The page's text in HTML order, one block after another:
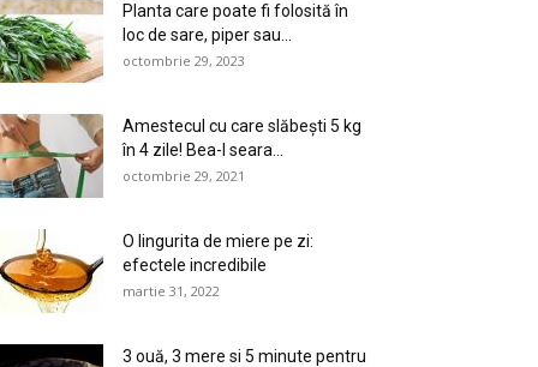
Planta care poate fi folosită în
loc de sare, piper sau...
octombrie 29, 2023
Amestecul cu care slăbești 5 kg
în 4 zile! Bea-l seara...
octombrie 29, 2021
O lingurita de miere pe zi:
efectele incredibile
martie 31, 2022
3 ouă, 3 mere si 5 minute pentru